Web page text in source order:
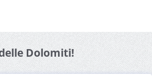
Dolomiti!